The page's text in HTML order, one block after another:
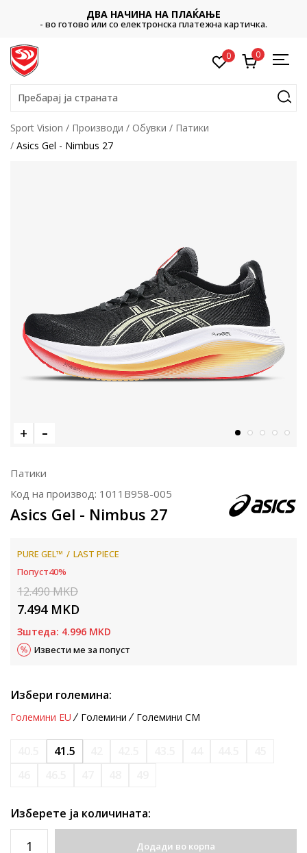
ДВА НАЧИНА НА ПЛАЌАЊЕ
- во готово или со електронска платежна картичка.
0 0
Пребарај ја страната
Sport Vision Производи Обувки
Патики
Asics Gel - Nimbus 27
Патики
Код на производ: 1011B958-005
Asics Gel - Nimbus 27
PURE GEL™
LAST PIECE
Попуст40%
12.490MKD
7.494 MKD
Зштеда: 4.996 MKD
Извести ме за попуст
Избери големина:
Големини EU Големини Големини CM
41.5
Изберете ја количината:
Додади во корпа